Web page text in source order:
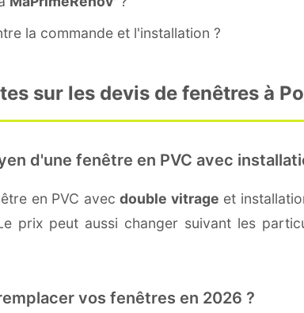
la commande et l'installation ?
sur les devis de fenêtres à
d'une fenêtre en PVC avec
en PVC avecdouble vitrage et
prix peut aussi changer suivant les
vos fenêtres en 2026 ?